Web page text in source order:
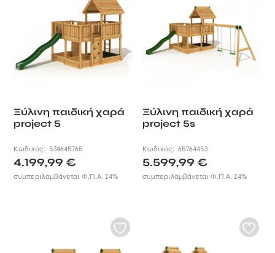
Ξύλινη παιδική χαρά
project 5
Κωδικός: 534645765
4.199,99€
συμπεριλαμβάνεται Φ.Π.Α. 24%
Ξύλινη παιδική χαρά
project 5s
Κωδικός:65764453
5.599,99€
συμπεριλαμβάνεται Φ.Π.Α. 24%